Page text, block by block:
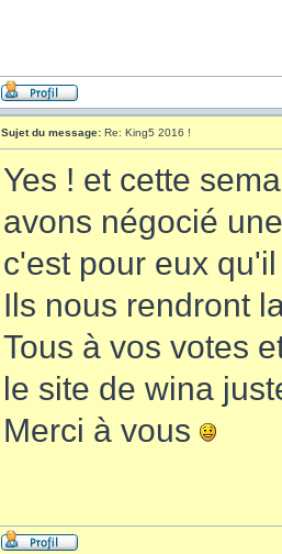
Sujet du message: Re: King5 2016 !
Yes ! et cette
avons négocié
c'est pour eux
Ils nous rendront
Tous à vos votes
le site de wina
Merci à vous